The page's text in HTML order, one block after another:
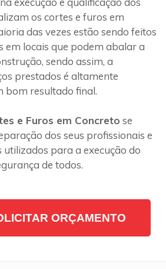
os cortes e furos em
das vezes estão sendo feitos
em locais que podem abalar a
sendo assim, a
prestados é altamente
resultado final.
e Furos em Concreto se
dos seus profissionais e
para a execução do
de todos.
ORÇAMENTO